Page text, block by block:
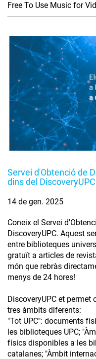
Free To Use Music for
Servei d'Obtenció de
dins del DiscoveryUPC
14 de gen. 2025
Coneix el Servei
DiscoveryUPC. ​Aquest
entre biblioteques
gratuït a articles de
món que rebràs
menys de 24 hores!
DiscoveryUPC et permet
tres àmbits diferents:
"Tot UPC": documents
les biblioteques UPC;
físics disponibles a les
catalanes; "Àmbit